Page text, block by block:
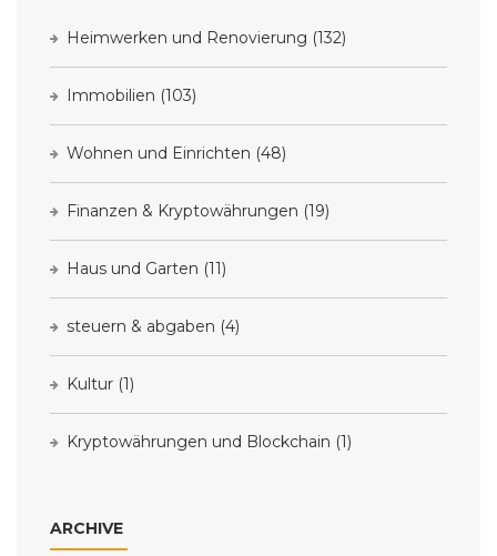
Heimwerken und Renovierung (132)
Immobilien (103)
Wohnen und Einrichten (48)
Finanzen & Kryptowährungen (19)
Haus und Garten (11)
steuern & abgaben (4)
Kultur (1)
Kryptowährungen und Blockchain (1)
ARCHIVE